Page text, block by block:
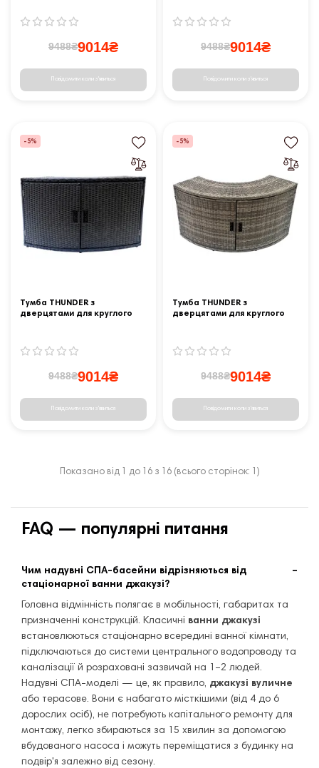
9488₴9014₴
Повідомити коли з'явиться
9488₴9014₴
Повідомити коли з'явиться
-5%
Тумба THUNDER з
дверцятами для круглого
9488₴9014₴
Повідомити коли з'явиться
-5%
Тумба THUNDER з
дверцятами для круглого
9488₴9014₴
Повідомити коли з'явиться
Показано від 1 до 16 з 16 (всього сторінок: 1)
FAQ — популярні питання
Чим надувні СПА-басейни відрізняються від
стаціонарної ванни джакузі?
Головна відмінність полягає в мобільності, габаритах та
призначенні конструкцій. Класичні ванни джакузі
встановлюються стаціонарно всередині ванної кімнати,
підключаються до системи центрального водопроводу та
каналізації й розраховані зазвичай на 1–2 людей.
Надувні СПА-моделі — це, як правило, джакузі вуличне
або терасове. Вони є набагато місткішими (від 4 до 6
дорослих осіб), не потребують капітального ремонту для
монтажу, легко збираються за 15 хвилин за допомогою
вбудованого насоса і можуть переміщатися з будинку на
подвір'я залежно від сезону.